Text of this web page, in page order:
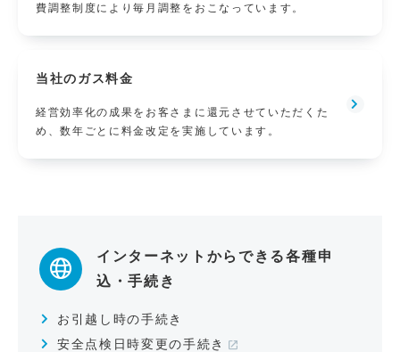
費調整制度により毎月調整をおこなっています。
当社のガス料金
経営効率化の成果をお客さまに還元させていただくた
め、数年ごとに料金改定を実施しています。
インターネットからできる各種申
込・手続き
お引越し時の手続き
安全点検日時変更の手続き